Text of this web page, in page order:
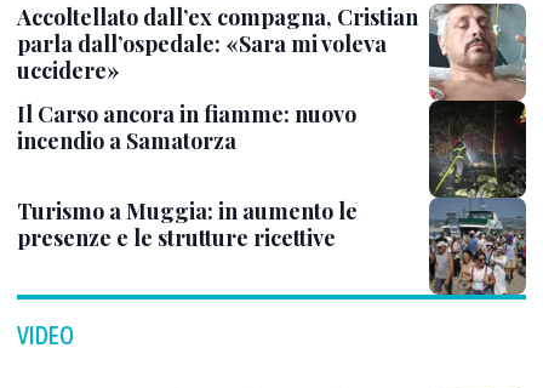
Accoltellato dall’ex compagna, Cristian
parla dall’ospedale: «Sara mi voleva
uccidere»
Il Carso ancora in fiamme: nuovo
incendio a Samatorza
Turismo a Muggia: in aumento le
presenze e le strutture ricettive
VIDEO